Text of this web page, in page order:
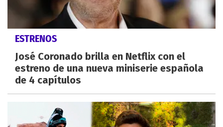
ESTRENOS
José Coronado brilla en Netflix con el
estreno de una nueva miniserie española
de 4 capítulos